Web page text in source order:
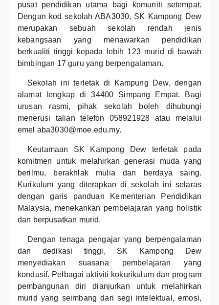
pusat pendidikan utama bagi komuniti setempat.
Dengan kod sekolah ABA3030, SK Kampong Dew
merupakan sebuah sekolah rendah jenis
kebangsaan yang menawarkan pendidikan
berkualiti tinggi kepada lebih 123 murid di bawah
bimbingan 17 guru yang berpengalaman.
Sekolah ini terletak di Kampung Dew, dengan
alamat lengkap di 34400 Simpang Empat. Bagi
urusan rasmi, pihak sekolah boleh dihubungi
menerusi talian telefon 058921928 atau melalui
emel aba3030@moe.edu.my.
Keutamaan SK Kampong Dew terletak pada
komitmen untuk melahirkan generasi muda yang
berilmu, berakhlak mulia dan berdaya saing.
Kurikulum yang diterapkan di sekolah ini selaras
dengan garis panduan Kementerian Pendidikan
Malaysia, menekankan pembelajaran yang holistik
dan berpusatkan murid.
Dengan tenaga pengajar yang berpengalaman
dan dedikasi tinggi, SK Kampong Dew
menyediakan suasana pembelajaran yang
kondusif. Pelbagai aktiviti kokurikulum dan program
pembangunan diri dianjurkan untuk melahirkan
murid yang seimbang dari segi intelektual, emosi,